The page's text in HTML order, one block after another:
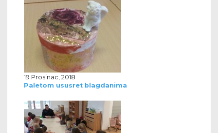
19 Prosinac, 2018
Paletom ususret blagdanima